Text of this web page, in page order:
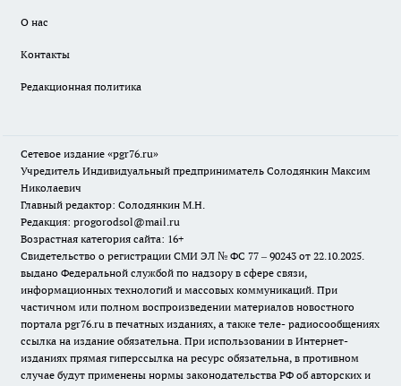
О нас
Контакты
Редакционная политика
Сетевое издание «pgr76.ru»
Учредитель Индивидуальный предприниматель Солодянкин Максим
Николаевич
Главный редактор: Солодянкин М.Н.
Редакция: progorodsol@mail.ru
Возрастная категория сайта: 16+
Свидетельство о регистрации СМИ ЭЛ № ФС 77 – 90243 от 22.10.2025.
выдано Федеральной службой по надзору в сфере связи,
информационных технологий и массовых коммуникаций. При
частичном или полном воспроизведении материалов новостного
портала pgr76.ru в печатных изданиях, а также теле- радиосообщениях
ссылка на издание обязательна. При использовании в Интернет-
изданиях прямая гиперссылка на ресурс обязательна, в противном
случае будут применены нормы законодательства РФ об авторских и